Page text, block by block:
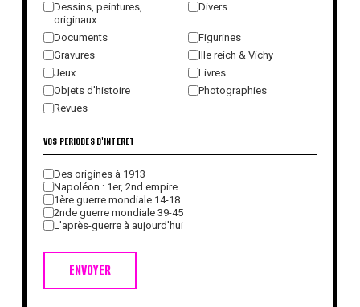
Dessins, peintures,
originaux
Divers
Documents
Figurines
Gravures
IIIe reich & Vichy
Jeux
Livres
Objets d'histoire
Photographies
Revues
ENVOYER
VOS PÉRIODES D'INTÉRÊT
Des origines à 1913
Napoléon : 1er, 2nd empire
1ère guerre mondiale 14-18
2nde guerre mondiale 39-45
L'après-guerre à aujourd'hui